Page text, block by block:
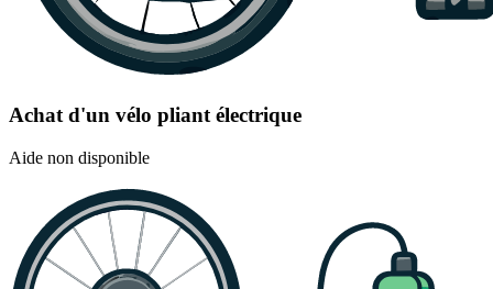
Achat d'un vélo pliant électrique
Aide non disponible